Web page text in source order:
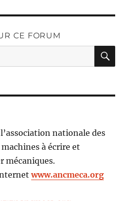
CE FORUM
nationale des
à écrire et
mécaniques.
www.ancmeca.org